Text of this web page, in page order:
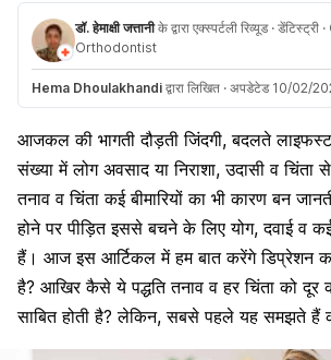
डॉ. हेमाक्षी जत्तानीके द्वारा एक्स्पर्टली रिव्यूड · डेंटिस्ट्री
Orthodontist
Hema Dhoulakhandi द्वारा लिखित · अपडेटेड 10/02/
आजकल की भागती दौड़ती जिंदगी, बदलते
संख्या में लोग अवसाद या निराशा, उदासी व
तनाव व चिंता कई बीमारियों का भी कारण बन
होने पर पीड़ित इससे बचने के लिए योग, दवाई व
हैं। आज इस आर्टिकल में हम बात करेंगे डिप्रेशन का
है? आखिर कैसे ये पद्धति तनाव व हर चिंता को दूर
साबित होती है? लेकिन, सबसे पहले यह समझते हैं